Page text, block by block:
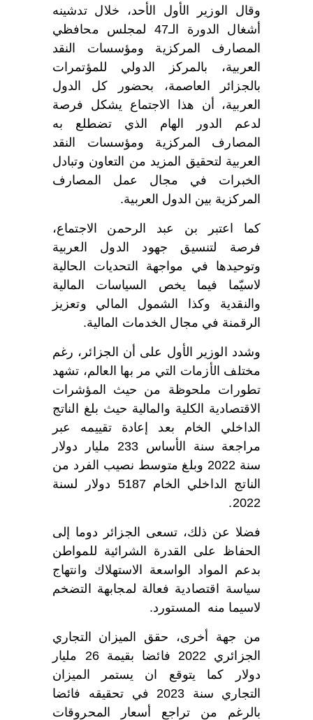
وقال الوزير الأول الأحد، خلال تدشينه
أشغال الدورة الـ47 لمجلس محافظي
المصارف المركزية ومؤسسات النقد
العربية، بالمركز الدولي للمؤتمرات
بالجزائر العاصمة، بحضور كل الدول
العربية، أن هذا الاجتماع يشكل فرصة
لدعم الدور الهام الذي تضطلع به
المصارف المركزية ومؤسسات النقد
العربية لتحقيق المزيد من التعاون وتبادل
الخبرات في مجال عمل المصارف
المركزية بين الدول العربية.
كما اعتبر بن عبد الرحمن الاجتماع،
فرصة لتنسيق جهود الدول العربية
وتوحيدها في مواجهة التحديات الحالية
لاسيّما فيما يخص السياسات المالية
والنقدية وكذا الشمول المالي وتعزيز
الرقمنة في مجال الخدمات المالية.
وشدد الوزير الأول على أن الجزائر، رغم
مختلف الأزمات التي مر بها العالم، تشهد
تطورات ملحوظة من حيث المؤشرات
الاقتصادية الكلية والمالية حيث بلغ الناتج
الداخلي الخام بعد إعادة تقييمه عبر
مراجعة سنة الأساس 233 مليار دولار
سنة 2022 وبلغ متوسط نصيب الفرد من
الناتج الداخلي الخام 5187 دولار لسنة
2022.
فضلا عن ذلك، تسعى الجزائر دوما إلى
الحفاظ على القدرة الشرائية للمواطن
بدعم المواد الواسعة الاستهلاك وانتهاج
سياسة اقتصادية فعالة لمجابهة التضخم
لاسيما منه المستورد.
من جهة أخرى، حقق الميزان التجاري
الجزائري 2022 فائضا بقيمة 26 مليار
دولار كما يتوقع ان يستمر الميزان
التجاري سنة 2023 في تحقيقه فائضا
بالرغم من تراجع أسعار المحروقات